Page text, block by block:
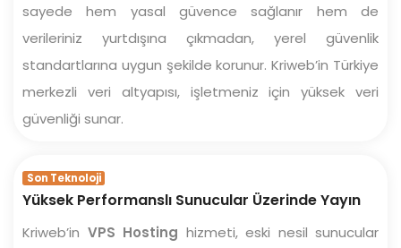
sayede hem yasal güvence sağlanır hem de
verileriniz yurtdışına çıkmadan, yerel güvenlik
standartlarına uygun şekilde korunur. Kriweb’in Türkiye
merkezli veri altyapısı, işletmeniz için yüksek veri
güvenliği sunar.
Son Teknoloji
Yüksek Performanslı Sunucular Üzerinde Yayın
Kriweb’in VPS Hosting hizmeti, eski nesil sunucular